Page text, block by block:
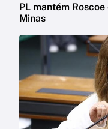
PL mantém
Minas